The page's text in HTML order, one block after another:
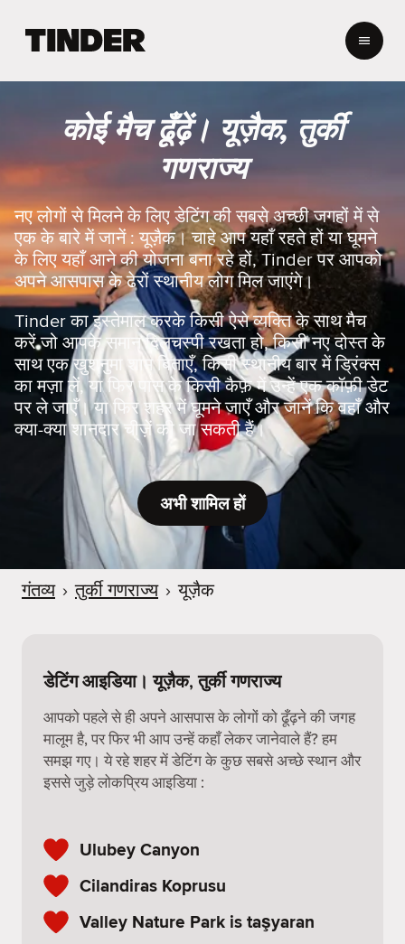
r
हो
कोई मैच ढूँढ़ें। यूज़ैक, तुर्की
गणराज्य
नए लोगों से मिलने के लिए डेटिंग की सबसे अच्छी जगहों में से
एक के बारे में जानें : यूज़ैक। चाहे आप यहाँ रहते हों या घूमने
के लिए यहाँ आने की योजना बना रहे हों, Tinder पर आपको
अपने आसपास के ढेरों स्थानीय लोग मिल जाएंगे।
Tinder का इस्तेमाल करके किसी ऐसे व्यक्ति के साथ मैच
करें जो आपके समान दिलचस्पी रखता हो, किसी नए दोस्त के
साथ एक खुशनुमा शाम बिताएँ, किसी स्थानीय बार में ड्रिंक्स
का मज़ा लें, या फिर पास के किसी कैफ़े में उन्हें एक कॉफ़ी डेट
पर ले जाएँ। या फिर शहर में घूमने जाएँ और जानें कि वहाँ और
क्या-क्या शानदार चीज़ें की जा सकती हैं।
अभी शामिल हों
गंतव्य › तुर्की गणराज्य › यूज़ैक
डेटिंग आइडिया। यूज़ैक, तुर्की गणराज्य
आपको पहले से ही अपने आसपास के लोगों को ढूँढ़ने की जगह
मालूम है, पर फिर भी आप उन्हें कहाँ लेकर जानेवाले हैं? हम
समझ गए। ये रहे शहर में डेटिंग के कुछ सबसे अच्छे स्थान और
इससे जुड़े लोकप्रिय आइडिया :
Ulubey Canyon
Cilandiras Koprusu
Valley Nature Park is taşyaran